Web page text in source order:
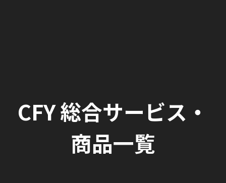
CFY 総合サービス・
商品一覧